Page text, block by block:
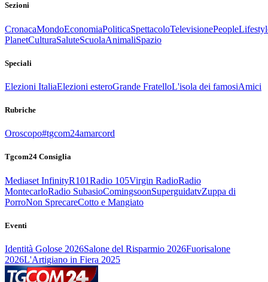
Sezioni
CronacaMondoEconomiaPoliticaSpettacoloTelevisionePeople
PlanetCulturaSaluteScuolaAnimaliSpazio
Speciali
Elezioni ItaliaElezioni esteroGrande FratelloL'isola dei famosiAmici
Rubriche
Oroscopo#tgcom24amarcord
Tgcom24 Consiglia
Mediaset InfinityR101Radio 105Virgin RadioRadio
MontecarloRadio SubasioComingsoonSuperguidatvZuppa di
PorroNon SprecareCotto e Mangiato
Eventi
Identità Golose 2026Salone del Risparmio 2026Fuorisalone
2026L'Artigiano in Fiera 2025